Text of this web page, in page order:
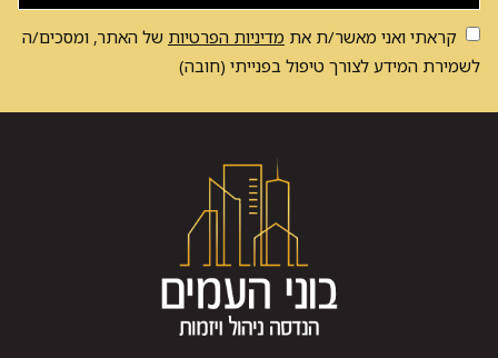
קראתי ואני מאשר/ת את מדיניות הפרטיות של האתר, ומסכים/ה
לשמירת המידע לצורך טיפול בפנייתי (חובה)